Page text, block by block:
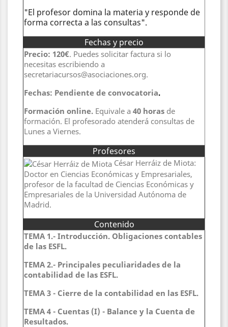
"El profesor domina la materia y responde de
forma correcta a las consultas".
Fechas y precio
Precio: 120€. Puedes solicitar factura si lo
necesitas escribiendo a
secretariacursos@asociaciones.org.
Fechas: Pendiente de convocatoria.
Formación online. Equivale a 40 horas de
formación. El profesorado atenderá consultas de
Lunes a Viernes.
Profesores
César Herráiz de Miota:
Doctor en Ciencias Económicas y Empresariales,
profesor de la facultad de Ciencias Económicas y
Empresariales de la Universidad Autónoma de
Madrid.
Contenido
TEMA 1.- Introducción. Obligaciones contables
de las ESFL.
TEMA 2.- Principales peculiaridades de la
contabilidad de las ESFL.
TEMA 3 - Cierre de la contabilidad en las ESFL.
TEMA 4 - Cuentas (I) - Balance y la Cuenta de
Resultados.